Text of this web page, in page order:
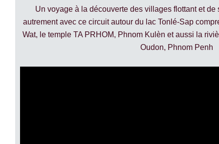
Un voyage à la découverte des villages flottant et
autrement avec ce circuit autour du lac Tonlé-Sap
Wat, le temple TA PRHOM, Phnom Kulèn et aussi la
Oudon, Phnom Penh